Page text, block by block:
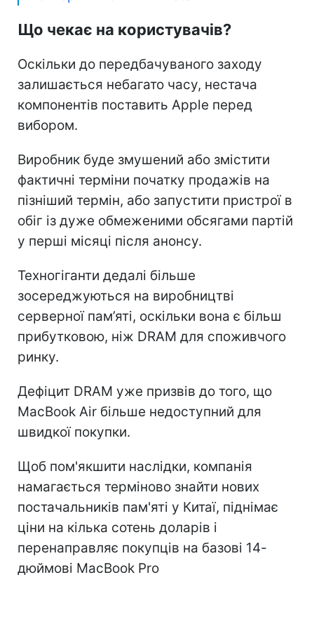
Що чекає на користувачів?
Оскільки до передбачуваного заходу
залишається небагато часу, нестача
компонентів поставить Apple перед
вибором.
Виробник буде змушений або змістити
фактичні терміни початку продажів на
пізніший термін, або запустити пристрої в
обіг із дуже обмеженими обсягами партій
у перші місяці після анонсу.
Техногіганти дедалі більше
зосереджуються на виробництві
серверної пам’яті, оскільки вона є більш
прибутковою, ніж DRAM для споживчого
ринку.
Дефіцит DRAM уже призвів до того, що
MacBook Air більше недоступний для
швидкої покупки.
Щоб пом'якшити наслідки, компанія
намагається терміново знайти нових
постачальників пам'яті у Китаї, піднімає
ціни на кілька сотень доларів і
перенаправляє покупців на базові 14-
дюймові MacBook Pro